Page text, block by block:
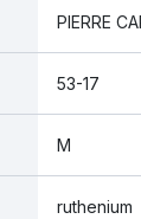
PIERRE
53-17
M
ruthenium